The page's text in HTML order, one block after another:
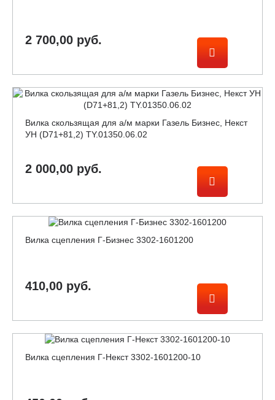
2 700,00 руб.
Вилка скользящая для а/м марки Газель Бизнес, Некст
УН (D71+81,2) TY.01350.06.02
2 000,00 руб.
Вилка сцепления Г-Бизнес 3302-1601200
410,00 руб.
Вилка сцепления Г-Некст 3302-1601200-10